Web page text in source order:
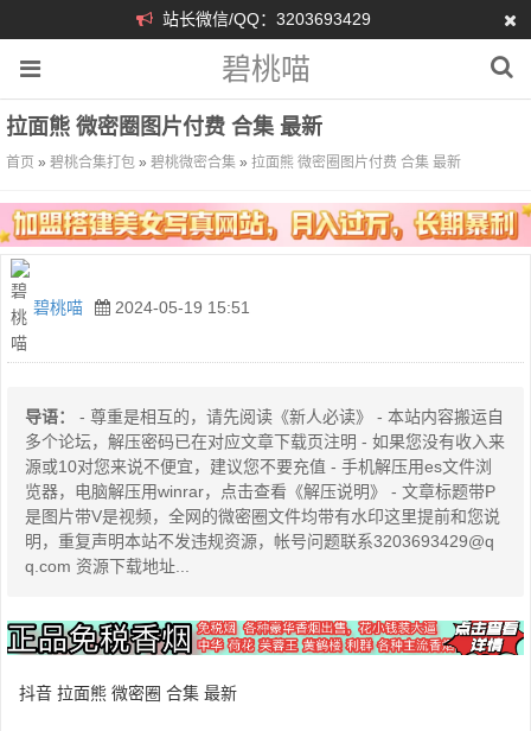
站长微信/QQ：3203693429
碧桃喵
拉面熊 微密圈图片付费 合集 最新
首页 » 碧桃合集打包 » 碧桃微密合集 » 拉面熊 微密圈图片付费 合集 最新
碧桃喵 2024-05-19 15:51
导语：
- 尊重是相互的，请先阅读《新人必读》 - 本站内容搬运自
多个论坛，解压密码已在对应文章下载页注明 - 如果您没有收入来
源或10对您来说不便宜，建议您不要充值 - 手机解压用es文件浏
览器，电脑解压用winrar，点击查看《解压说明》 - 文章标题带P
是图片带V是视频，全网的微密圈文件均带有水印这里提前和您说
明，重复声明本站不发违规资源，帐号问题联系3203693429@q
q.com 资源下载地址...
抖音 拉面熊 微密圈 合集 最新